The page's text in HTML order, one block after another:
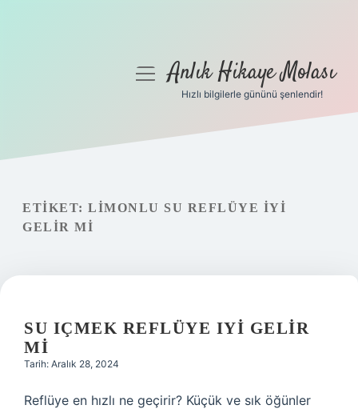
Gizlilik Politikası
Hakkımızda
menüyüAnlık Hikaye Molası
Hızlı bilgilerle gününü şenlendir!
ETIKET: LIMONLU SU REFLÜYE IYI
GELIR MI
SU IÇMEK REFLÜYE IYI GELIR
MI
Tarih: Aralık 28, 2024
Reflüye en hızlı ne geçirir? Küçük ve sık öğünler